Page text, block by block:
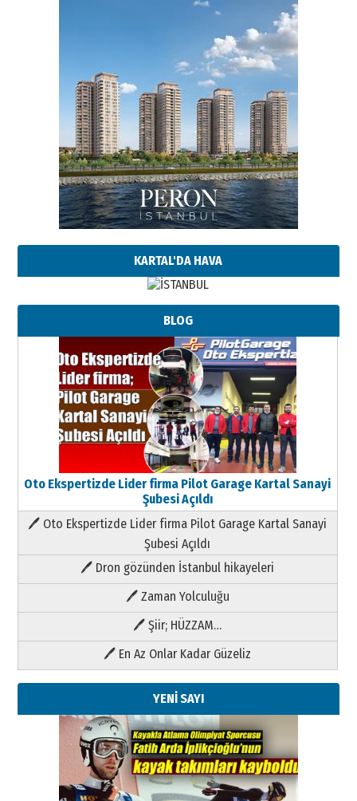
KARTAL'DA HAVA
BLOG
Oto Ekspertizde Lider firma Pilot Garage Kartal Sanayi
Şubesi Açıldı
🖊 Oto Ekspertizde Lider firma Pilot Garage Kartal Sanayi
Şubesi Açıldı
🖊 Dron gözünden İstanbul hikayeleri
🖊 Zaman Yolculuğu
🖊 Şiir; HÜZZAM…
🖊 En Az Onlar Kadar Güzeliz
YENİ SAYI